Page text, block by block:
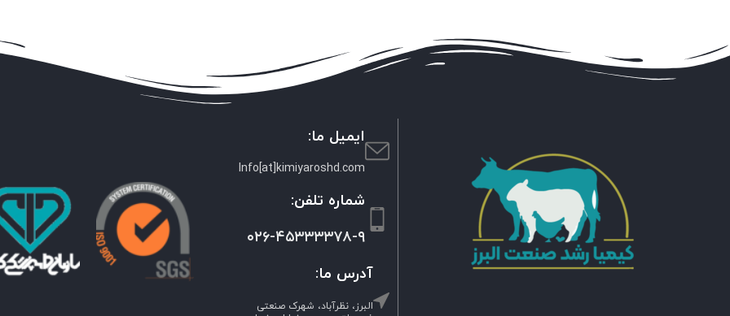
ایمیل ما:
Info[at]kimiyaroshd.com
شماره تلفن:
۰۲۶-۴۵۳۳۳۳۷۸-۹
آدرس ما:
البرز، نظرآباد، شهرک صنعتی